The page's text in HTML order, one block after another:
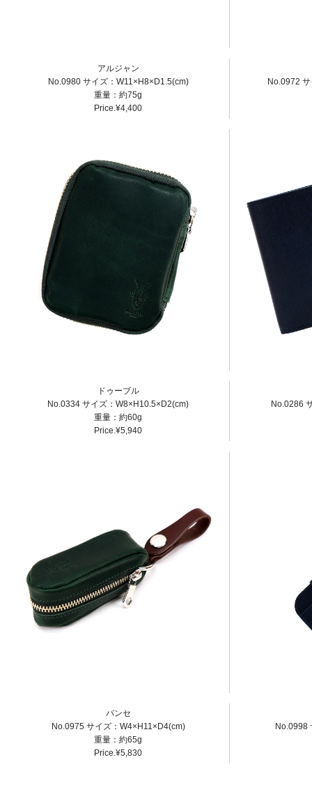
アルジャン
No.0980 サイズ：W11×H8×D1.5(cm)
重量：約75g
Price.¥4,400
No.0972
ドゥーブル
No.0334 サイズ：W8×H10.5×D2(cm)
重量：約60g
Price.¥5,940
No.0286
パンセ
No.0975 サイズ：W4×H11×D4(cm)
重量：約65g
Price.¥5,830
No.0998